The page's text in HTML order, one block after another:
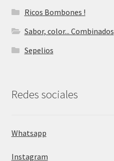
Ricos Bombones !
Sabor, color... Combinados
Sepelios
Redes sociales
Whatsapp
Instagram